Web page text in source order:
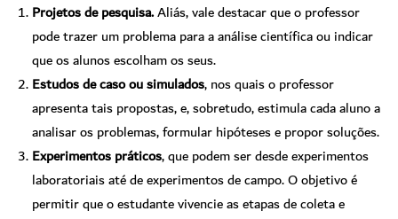
Projetos de pesquisa.Aliás, vale destacar que o professor
pode trazer um problema para a análise científica ou indicar
que os alunos escolham os seus.
Estudos de caso ou simulados, nos quais o professor
apresenta tais propostas, e, sobretudo, estimula cada aluno a
analisar os problemas, formular hipóteses e propor soluções.
Experimentos práticos, que podem ser desde experimentos
laboratoriais até de experimentos de campo. O objetivo é
permitir que o estudante vivencie as etapas de coleta e